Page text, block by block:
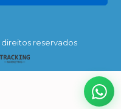
reservados